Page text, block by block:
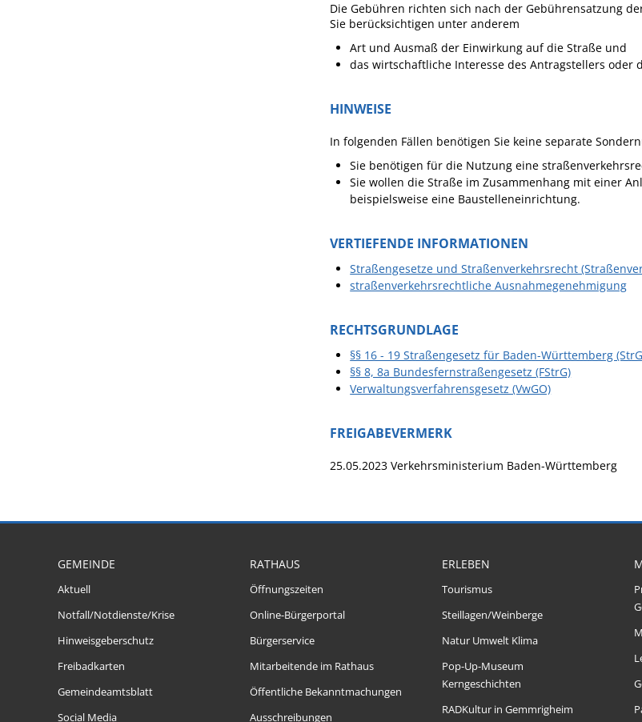
Die Gebühren richten sich nach der Gebührensatzung
Sie berücksichtigen unter anderem
Art und Ausmaß der Einwirkung auf die Straße und
das wirtschaftliche Interesse des Antragstellers oder
HINWEISE
In folgenden Fällen benötigen Sie keine separate
Sie benötigen für die Nutzung eine
Sie wollen die Straße im Zusammenhang mit einer
beispielsweise eine Baustelleneinrichtung.
VERTIEFENDE INFORMATIONEN
Straßengesetze und Straßenverkehrsrecht
straßenverkehrsrechtliche Ausnahmegenehmigung
RECHTSGRUNDLAGE
§§ 16 - 19 Straßengesetz für Baden-Württemberg
§§ 8, 8a Bundesfernstraßengesetz (FStrG)
Verwaltungsverfahrensgesetz (VwGO)
FREIGABEVERMERK
25.05.2023 Verkehrsministerium Baden-Württemberg
GEMEINDE
Aktuell
Notfall/Notdienste/Krise
Hinweisgeberschutz
Freibadkarten
Gemeindeamtsblatt
Social Media
RATHAUS
Öffnungszeiten
Online-Bürgerportal
Bürgerservice
Mitarbeitende im Rathaus
Öffentliche Bekanntmachungen
Ausschreibungen
ERLEBEN
Tourismus
Steillagen/Weinberge
Natur Umwelt Klima
Pop-Up-Museum
Kerngeschichten
RADKultur in Gemmrigheim